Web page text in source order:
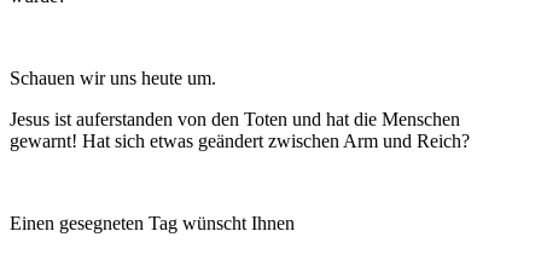
Schauen wir uns heute um.
Jesus ist auferstanden von den Toten und hat die Menschen
gewarnt! Hat sich etwas geändert zwischen Arm und Reich?
Einen gesegneten Tag wünscht Ihnen